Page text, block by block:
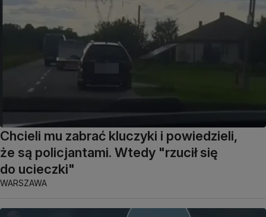
Chcieli mu zabrać kluczyki i powiedzieli,
że są policjantami. Wtedy "rzucił się
do ucieczki"
WARSZAWA